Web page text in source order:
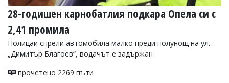
Катя
Касабова,
k.kassabova@flagman.bg
Главен
редактор:
Иван
Колев,
email:
28-годишен карнобатлия подкара Опела си с
2,41 промила
Полицаи спрели автомобила малко преди полунощ на ул.
„Димитър Благоев“, водачът е задържан
прочетено 2269 пъти